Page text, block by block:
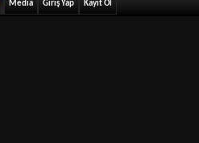
Media Giriş Yap Kayıt Ol